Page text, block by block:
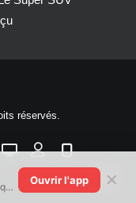
réservés.
Installez l'application pour ne rien manquer !
Ouvrir l'app ✕